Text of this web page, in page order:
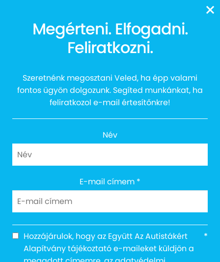
1%
Megérteni. Elfogadni.
Feliratkozni.
Szeretnénk megosztani Veled, ha épp valami
fontos ügyön dolgozunk. Segíted munkánkat, ha
feliratkozol e-mail értesítőnkre!
Név
E-mail címem *
Hozzájárulok, hogy az Együtt Az Autistákért
Alapítvány tájékoztató e-maileket küldjön a
*